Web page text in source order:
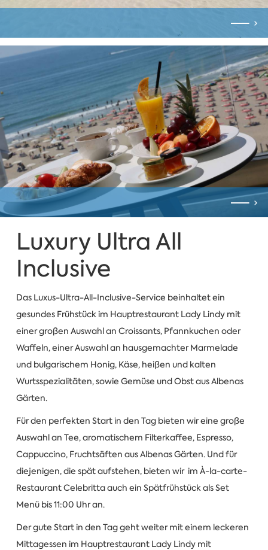
Luxury Ultra All
Inclusive
Das Luxus-Ultra-All-Inclusive-Service beinhaltet ein
gesundes Frühstück im Hauptrestaurant Lady Lindy mit
einer großen Auswahl an Croissants, Pfannkuchen oder
Waffeln, einer Auswahl an hausgemachter Marmelade
und bulgarischem Honig, Käse, heißen und kalten
Wurtsspezialitäten, sowie Gemüse und Obst aus Albenas
Gärten.
Für den perfekten Start in den Tag bieten wir eine große
Auswahl an Tee, aromatischem Filterkaffee, Espresso,
Cappuccino, Fruchtsäften aus Albenas Gärten. Und für
diejenigen, die spät aufstehen, bieten wir im À-la-carte-
Restaurant Celebritta auch ein Spätfrühstück als Set
Menü bis 11:00 Uhr an.
Der gute Start in den Tag geht weiter mit einem leckeren
Mittagessen im Hauptrestaurant Lady Lindy mit